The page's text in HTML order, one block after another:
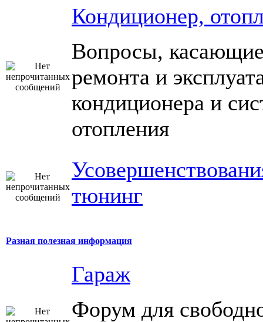
Кондиционер,
Вопросы,
ремонта и
кондиционера и
отопления
тюнинг
Разная полезная информация
Гараж
Форум для